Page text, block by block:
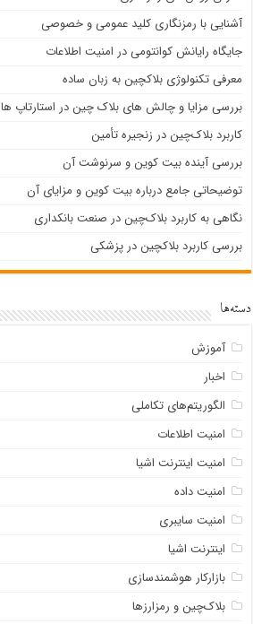
آشنایی با رمزنگاری کلید عمومی و خصوصی
جایگاه رایانش کوانتومی در امنیت اطلاعات
معرفی تکنولوژی بلاک‎چین به زبان ساده
بررسی مزایا و چالش های بلاک چین در استارتاپ ها
کاربرد بلاک‌چین در زنجیره تأمین
بررسی آینده بیت کوین و سرنوشت آن
توضیحاتی جامع درباره بیت کوین و مزایای آن
نگاهی به کاربرد بلاک‌چین در صنعت بانکداری
بررسی کاربرد بلاکچین در پزشکی
دسته‌ها
آموزش
اخبار
الگوریتم‌های تکاملی
امنیت اطلاعات
امنیت اینترنت اشیا
امنیت داده
امنیت سایبری
اینترنت اشیا
بازارکار هوشمندسازی
بلاک‌چین و رمزارزها